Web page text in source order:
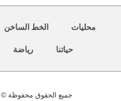
محليات الخط الساخن
حياتنا رياضة
جميع الحقوق محفوظة © 2026 مؤسسة دبي